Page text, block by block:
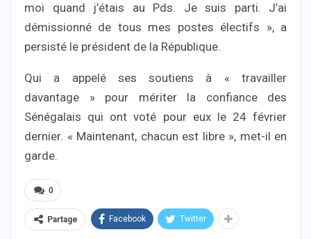
moi quand j’étais au Pds. Je suis parti. J’ai
démissionné de tous mes postes électifs », a
persisté le président de la République.
Qui a appelé ses soutiens à « travailler
davantage » pour mériter la confiance des
Sénégalais qui ont voté pour eux le 24 février
dernier. « Maintenant, chacun est libre », met-il en
garde.
0
Partage Facebook Twitter